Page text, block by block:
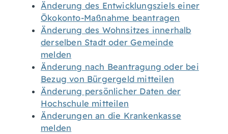
Änderung des Entwicklungsziels einer
Ökokonto-Maßnahme beantragen
Änderung des Wohnsitzes innerhalb
derselben Stadt oder Gemeinde
melden
Änderung nach Beantragung oder bei
Bezug von Bürgergeld mitteilen
Änderung persönlicher Daten der
Hochschule mitteilen
Änderungen an die Krankenkasse
melden